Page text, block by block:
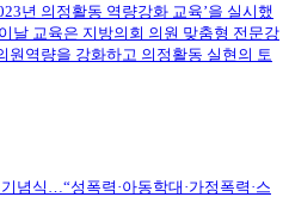
년 의정활동 역량강화 교육’을 실시했
날 교육은 지방의회 의원 맞춤형 전문강
원역량을 강화하고 의정활동 실현의 토
념식…“성폭력·아동학대·가정폭력·스